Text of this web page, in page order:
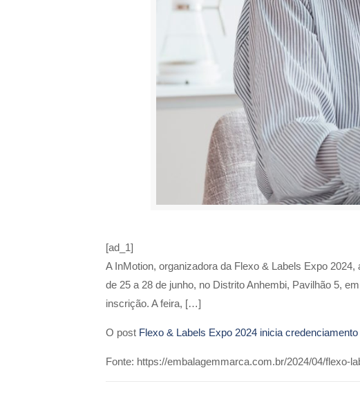
[ad_1]
A InMotion, organizadora da Flexo & Labels Expo
de 25 a 28 de junho, no Distrito Anhembi, Pavilhão 5,
inscrição. A feira, […]
O post Flexo & Labels Expo 2024 inicia
Fonte: https://embalagemmarca.com.br/2024/04/flexo-